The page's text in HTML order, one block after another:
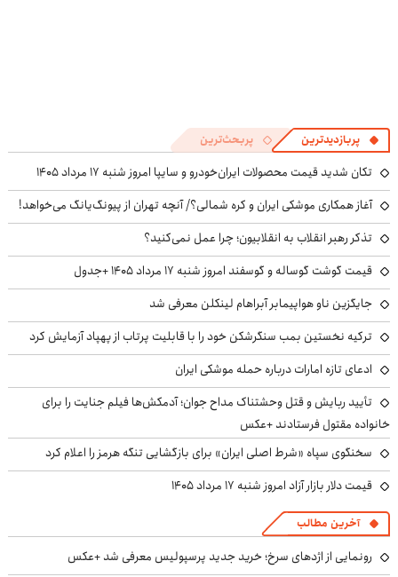
پربازدیدترین پربحث‌ترین
تکان شدید قیمت محصولات ایران‌خودرو و سایپا امروز شنبه ۱۷ مرداد ۱۴۰۵
آغاز همکاری موشکی ایران و کره شمالی؟/ آنچه تهران از پیونگ‌یانگ می‌خواهد!
تذکر رهبر انقلاب به انقلابیون؛ چرا عمل نمی‌کنید؟
قیمت گوشت گوساله و گوسفند امروز شنبه ۱۷ مرداد ۱۴۰۵ +جدول
جایگزین ناو هواپیمابر آبراهام لینکلن معرفی شد
ترکیه نخستین بمب سنگرشکن خود را با قابلیت پرتاب از پهپاد آزمایش کرد
ادعای تازه امارات درباره حمله موشکی ایران
تأیید ربایش و قتل وحشتناک مداح جوان؛ آدمکش‌ها فیلم جنایت را برای
خانواده مقتول فرستادند +عکس
سخنگوی سپاه «شرط اصلی ایران» برای بازگشایی تنگه هرمز را اعلام کرد
قیمت دلار بازار آزاد امروز شنبه ۱۷ مرداد ۱۴۰۵
آخرین مطالب
رونمایی از اژدهای سرخ؛ خرید جدید پرسپولیس معرفی شد +عکس